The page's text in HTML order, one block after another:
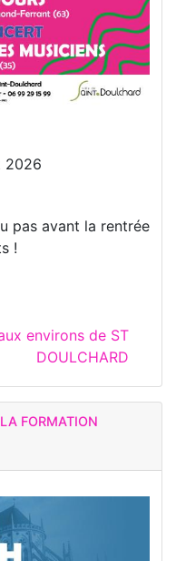
2026
pas avant la rentrée
!
environs de ST
DOULCHARD
FORMATION